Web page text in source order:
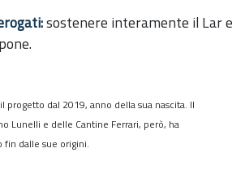
sostenere interamente il Lar e
progetto dal 2019, anno della sua nascita. Il
Lunelli e delle Cantine Ferrari, però, ha
dalle sue origini.